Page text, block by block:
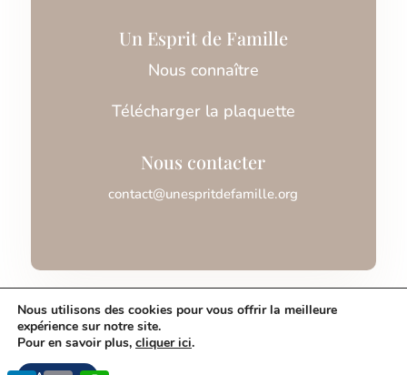
Un Esprit de Famille
Nous connaître
Télécharger la plaquette
Nous contacter
contact@unespritdefamille.org
Mentions légales
Nous utilisons des cookies pour vous offrir la meilleure
expérience sur notre site.
Pour en savoir plus, cliquer ici.